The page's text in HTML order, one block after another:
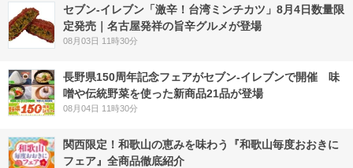
セブン-イレブン「激辛！台湾ミンチカツ」8月4日数量限
定発売｜名古屋発祥の旨辛グルメが登場
08月03日 11時30分
長野県150周年記念フェアがセブン-イレブンで開催 味
噌や伝統野菜を使った新商品21品が登場
08月04日 11時30分
関西限定！和歌山の恵みを味わう『和歌山毎度おおきに
フェア』全商品徹底紹介